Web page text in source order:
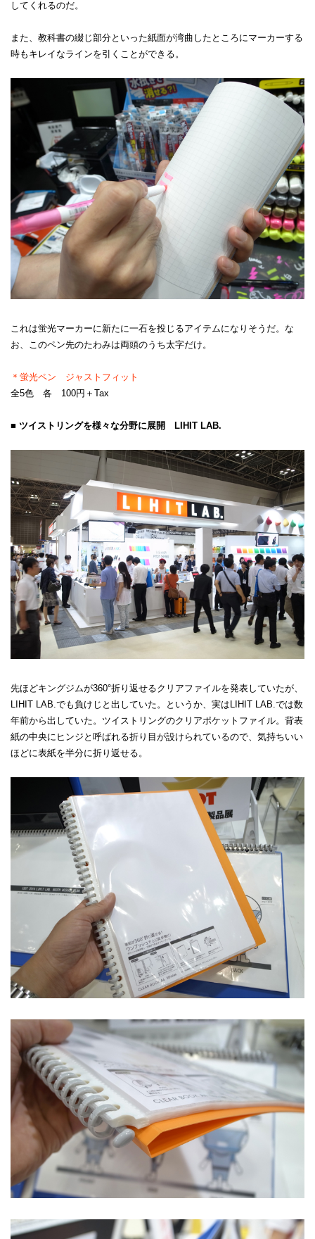
してくれるのだ。
また、教科書の綴じ部分といった紙面が湾曲したところにマーカーする
時もキレイなラインを引くことができる。
これは蛍光マーカーに新たに一石を投じるアイテムになりそうだ。な
お、このペン先のたわみは両頭のうち太字だけ。
＊蛍光ペン ジャストフィット
全5色 各 100円＋Tax
■ ツイストリングを様々な分野に展開 LIHIT LAB.
先ほどキングジムが360°折り返せるクリアファイルを発表していたが、
LIHIT LAB.でも負けじと出していた。というか、実はLIHIT LAB.では数
年前から出していた。ツイストリングのクリアポケットファイル。背表
紙の中央にヒンジと呼ばれる折り目が設けられているので、気持ちいい
ほどに表紙を半分に折り返せる。